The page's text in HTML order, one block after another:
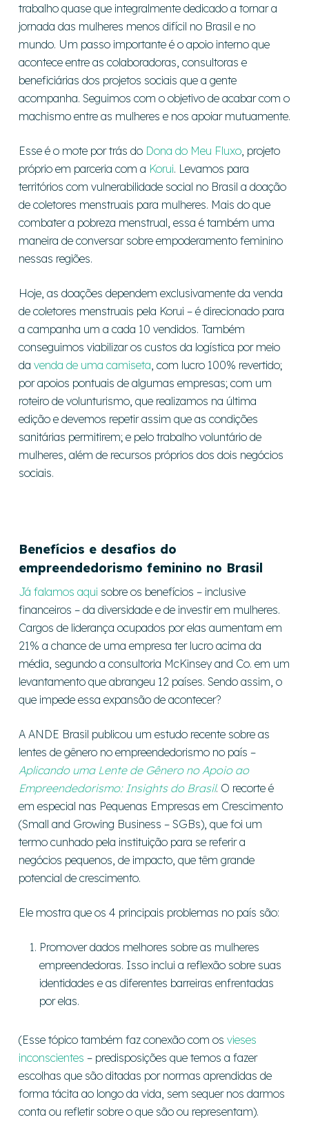
trabalho quase que integralmente dedicado a tornar a
jornada das mulheres menos difícil no Brasil e no
mundo. Um passo importante é o apoio interno que
acontece entre as colaboradoras, consultoras e
beneficiárias dos projetos sociais que a gente
acompanha. Seguimos com o objetivo de acabar com o
machismo entre as mulheres e nos apoiar mutuamente.
Esse é o mote por trás do Dona do Meu Fluxo, projeto
próprio em parceria com a Korui. Levamos para
territórios com vulnerabilidade social no Brasil a doação
de coletores menstruais para mulheres. Mais do que
combater a pobreza menstrual, essa é também uma
maneira de conversar sobre empoderamento feminino
nessas regiões.
Hoje, as doações dependem exclusivamente da venda
de coletores menstruais pela Korui – é direcionado para
a campanha um a cada 10 vendidos. Também
conseguimos viabilizar os custos da logística por meio
da venda de uma camiseta , com lucro 100% revertido;
por apoios pontuais de algumas empresas; com um
roteiro de volunturismo, que realizamos na última
edição e devemos repetir assim que as condições
sanitárias permitirem; e pelo trabalho voluntário de
mulheres, além de recursos próprios dos dois negócios
sociais.
Benefícios e desafios do
empreendedorismo feminino no Brasil
Já falamos aqui sobre os benefícios – inclusive
financeiros – da diversidade e de investir em mulheres.
Cargos de liderança ocupados por elas aumentam em
21% a chance de uma empresa ter lucro acima da
média, segundo a consultoria McKinsey and Co. em um
levantamento que abrangeu 12 países. Sendo assim, o
que impede essa expansão de acontecer?
A ANDE Brasil publicou um estudo recente sobre as
lentes de gênero no empreendedorismo no país –
Aplicando uma Lente de Gênero no Apoio ao
Empreendedorismo: Insights do Brasil. O recorte é
em especial nas Pequenas Empresas em Crescimento
(Small and Growing Business – SGBs), que foi um
termo cunhado pela instituição para se referir a
negócios pequenos, de impacto, que têm grande
potencial de crescimento.
Ele mostra que os 4 principais problemas no país são:
Promover dados melhores sobre as mulheres
empreendedoras. Isso inclui a reflexão sobre suas
identidades e as diferentes barreiras enfrentadas
por elas.
(Esse tópico também faz conexão com os vieses
inconscientes – predisposições que temos a fazer
escolhas que são ditadas por normas aprendidas de
forma tácita ao longo da vida, sem sequer nos darmos
conta ou refletir sobre o que são ou representam).